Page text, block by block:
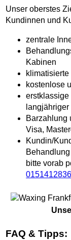
Unser oberstes
Kundinnen und
zentrale
Kabinen
kostenlose
Barzahlung
Visa,
Kundin/
bitte vorab
FAQ & Tipps: